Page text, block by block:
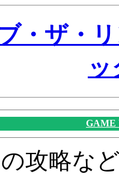
・ザ・
GAME
攻略な